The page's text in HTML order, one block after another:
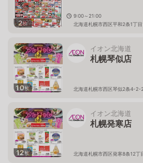
2枚
9:00～21:00
北海道札幌市西区平和2条1丁
10枚
イオン北海道
札幌琴似店
北海道札幌市西区琴似2条4-2-2
12枚
イオン北海道
札幌発寒店
北海道札幌市西区発寒8条12丁